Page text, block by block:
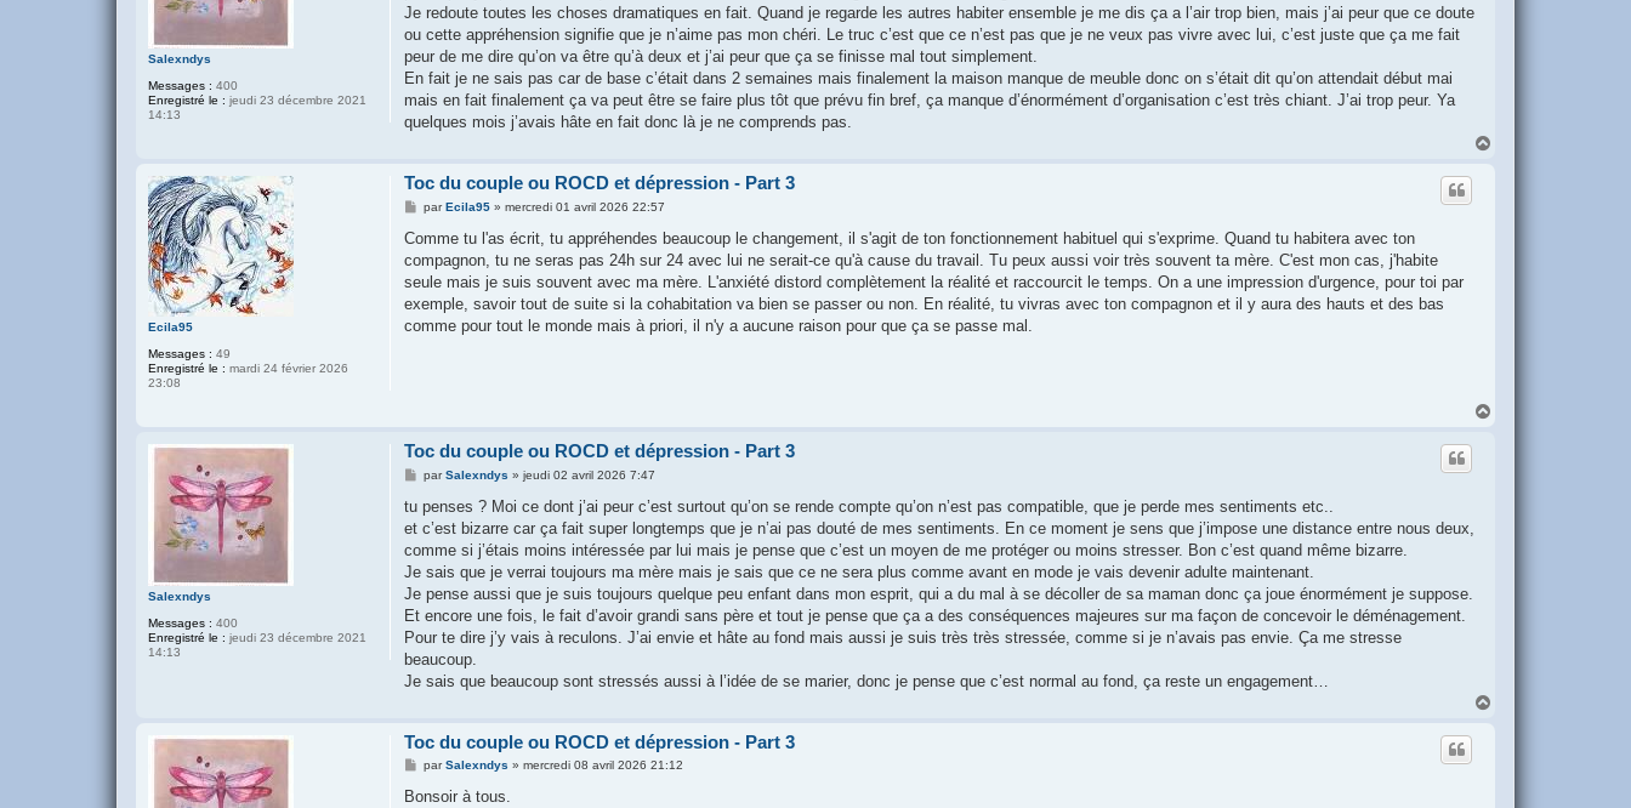
Salexndys
Messages : 400
Enregistré le : jeudi 23 décembre 2021
14:13
g
Je redoute toutes les choses dramatiques en fait. Quand je regarde les autres habiter ensemble je me dis ça a l’air trop bien, mais j’ai peur que ce doute
ou cette appréhension signifie que je n’aime pas mon chéri. Le truc c’est que ce n’est pas que je ne veux pas vivre avec lui, c’est juste que ça me fait
peur de me dire qu’on va être qu’à deux et j’ai peur que ça se finisse mal tout simplement.
En fait je ne sais pas car de base c’était dans 2 semaines mais finalement la maison manque de meuble donc on s’était dit qu’on attendait début mai
mais en fait finalement ça va peut être se faire plus tôt que prévu fin bref, ça manque d’énormément d’organisation c’est très chiant. J’ai trop peur. Ya
quelques mois j’avais hâte en fait donc là je ne comprends pas.
Ecila95
Messages : 49
Enregistré le : mardi 24 février 2026
23:08
Toc du couple ou ROCD et dépression - Part 3
M
s
a
g
parEcila95» mercredi 01 avril 2026 22:57
Comme tu l'as écrit, tu appréhendes beaucoup le changement, il s'agit de ton fonctionnement habituel qui s'exprime. Quand tu habitera avec ton
compagnon, tu ne seras pas 24h sur 24 avec lui ne serait-ce qu'à cause du travail. Tu peux aussi voir très souvent ta mère. C'est mon cas, j'habite
seule mais je suis souvent avec ma mère. L'anxiété distord complètement la réalité et raccourcit le temps. On a une impression d'urgence, pour toi par
exemple, savoir tout de suite si la cohabitation va bien se passer ou non. En réalité, tu vivras avec ton compagnon et il y aura des hauts et des bas
comme pour tout le monde mais à priori, il n'y a aucune raison pour que ça se passe mal.
Salexndys
Messages : 400
Enregistré le : jeudi 23 décembre 2021
14:13
Toc du couple ou ROCD et dépression - Part 3
M
s
s
a
g
parSalexndys » jeudi 02 avril 2026 7:47
tu penses ? Moi ce dont j’ai peur c’est surtout qu’on se rende compte qu’on n’est pas compatible, que je perde mes sentiments etc..
et c’est bizarre car ça fait super longtemps que je n’ai pas douté de mes sentiments. En ce moment je sens que j’impose une distance entre nous deux,
comme si j’étais moins intéressée par lui mais je pense que c’est un moyen de me protéger ou moins stresser. Bon c’est quand même bizarre.
Je sais que je verrai toujours ma mère mais je sais que ce ne sera plus comme avant en mode je vais devenir adulte maintenant.
Je pense aussi que je suis toujours quelque peu enfant dans mon esprit, qui a du mal à se décoller de sa maman donc ça joue énormément je suppose.
Et encore une fois, le fait d’avoir grandi sans père et tout je pense que ça a des conséquences majeures sur ma façon de concevoir le déménagement.
Pour te dire j’y vais à reculons. J’ai envie et hâte au fond mais aussi je suis très très stressée, comme si je n’avais pas envie. Ça me stresse
beaucoup.
Je sais que beaucoup sont stressés aussi à l’idée de se marier, donc je pense que c’est normal au fond, ça reste un engagement…
Toc du couple ou ROCD et dépression - Part 3
M
s
parSalexndys » mercredi 08 avril 2026 21:12
Bonsoir à tous.